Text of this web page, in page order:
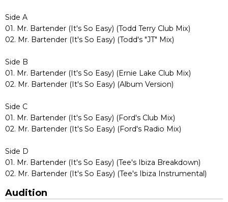
Side A
01. Mr. Bartender (It's So Easy) (Todd Terry Club Mix)
02. Mr. Bartender (It's So Easy) (Todd's "JT" Mix)
Side B
01. Mr. Bartender (It's So Easy) (Ernie Lake Club Mix)
02. Mr. Bartender (It's So Easy) (Album Version)
Side C
01. Mr. Bartender (It's So Easy) (Ford's Club Mix)
02. Mr. Bartender (It's So Easy) (Ford's Radio Mix)
Side D
01. Mr. Bartender (It's So Easy) (Tee's Ibiza Breakdown)
02. Mr. Bartender (It's So Easy) (Tee's Ibiza Instrumental)
Audition